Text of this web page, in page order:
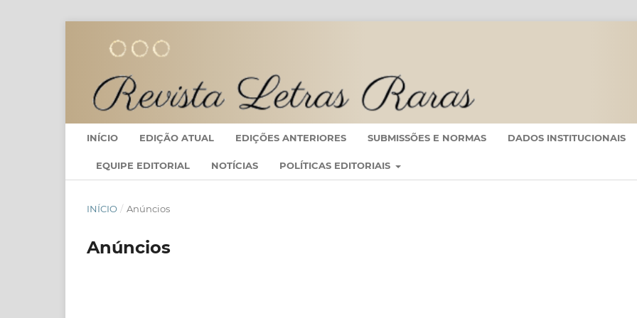
INÍCIO EDIÇÃO ATUAL EDIÇÕES ANTERIORES SUBMISSÕES E NORMAS DADOS INSTITUCIONAIS
EQUIPE EDITORIAL NOTÍCIAS POLÍTICAS EDITORIAIS
INÍCIO / Anúncios
Anúncios